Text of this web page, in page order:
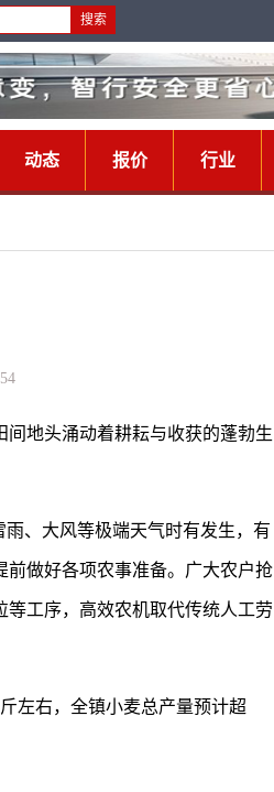
动态 报价 行业
间地头涌动着耕耘与收获的蓬勃生
、大风等极端天气时有发生，有
前做好各项农事准备。广大农户抢
工序，高效农机取代传统人工劳
左右，全镇小麦总产量预计超